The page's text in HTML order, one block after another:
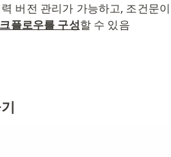
버전 관리가 가능하고, 조건문
플로우를 구성할 수 있음